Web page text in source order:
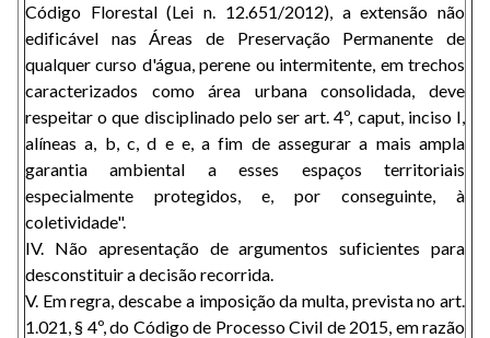
Código Florestal (Lei n. 12.651/2012), a extensão não
edificável nas Áreas de Preservação Permanente de
qualquer curso d'água, perene ou intermitente, em trechos
caracterizados como área urbana consolidada, deve
respeitar o que disciplinado pelo ser art. 4º, caput, inciso I,
alíneas a, b, c, d e e, a fim de assegurar a mais ampla
garantia ambiental a esses espaços territoriais
especialmente protegidos, e, por conseguinte, à
coletividade".
IV. Não apresentação de argumentos suficientes para
desconstituir a decisão recorrida.
V. Em regra, descabe a imposição da multa, prevista no art.
1.021, § 4º, do Código de Processo Civil de 2015, em razão